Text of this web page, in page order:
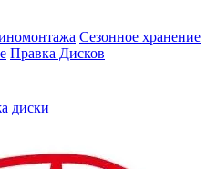
Сезонное хранение
Правка Дисков
диски